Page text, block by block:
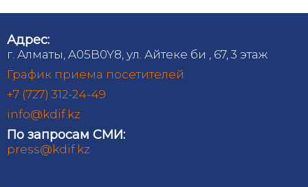
Адрес:
г. Алматы, A05B0Y8, ул. Айтеке би , 67, 3 этаж
График приема посетителей
+7 (727) 312-24-49
info@kdif.kz
По запросам СМИ:
press@kdif.kz